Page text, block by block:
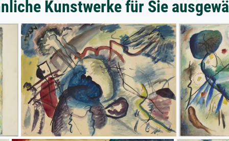
Kunstwerke für Sie